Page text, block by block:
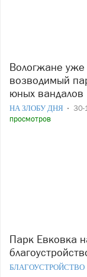
Вологжане уже переживают за то, что
возводимый
юных вандалов
НА ЗЛОБУ ДНЯ 30-
просмотров
Парк Евковка начали расчищать перед
БЛАГОУСТРОЙСТВО